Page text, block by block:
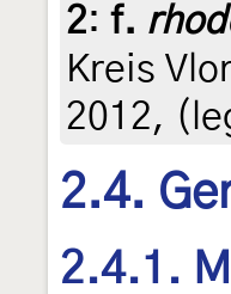
2: f.
Kreis
2012,
2.4.
2.4.1.